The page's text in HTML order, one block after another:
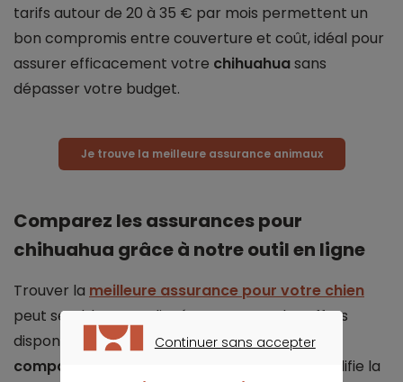
tarifs autour de 20 à 35 € par mois permettent un
bon compromis entre couverture et coût, idéal pour
assurer efficacement votre chihuahuasans
dépasser votre budget.
Je trouve la meilleure assurance animaux
Comparez les assurances pour
chihuahua grâce à notre outil en ligne
Trouver la meilleure assurance pour votre chien
peut sembler compliqué, avec toutes les offres
disponibles sur le marché. Heureusement, le
comparateur en ligne Meilleurtaux
vous simplifie la
Continuer sans accepter